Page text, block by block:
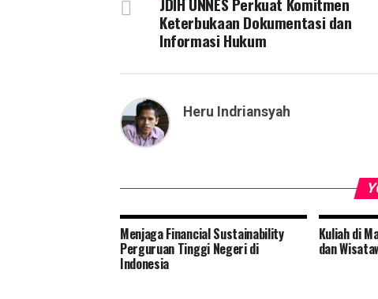
Keterbukaan Dokumentasi dan
Informasi Hukum
Heru Indriansyah
Menjaga Financial Sustainability
Perguruan Tinggi Negeri di
Indonesia
Kuliah di
dan